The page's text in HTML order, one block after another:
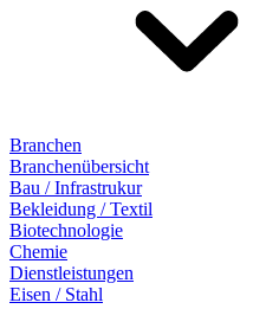
Branchen
Branchenübersicht
Bau / Infrastrukur
Bekleidung / Textil
Biotechnologie
Chemie
Dienstleistungen
Eisen / Stahl